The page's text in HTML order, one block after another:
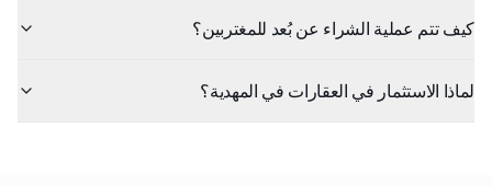
كيف تتم عملية الشراء عن بُعد للمغتربين؟
لماذا الاستثمار في العقارات في المهدية؟